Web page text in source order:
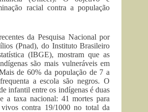
racial contra a população
da Pesquisa Nacional por
(Pnad), do Instituto Brasileiro
(IBGE), mostram que as
são mais vulneráveis em
de 60% da população de 7 a
a escola são negros. O
infantil entre os indígenas é duas
a taxa nacional: 41 mortes para
contra 19/1000 no total da